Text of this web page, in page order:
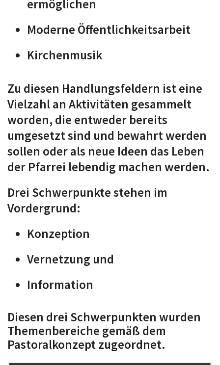
ermöglichen
Moderne Öffentlichkeitsarbeit
Kirchenmusik
Zu diesen Handlungsfeldern ist eine
Vielzahl an Aktivitäten gesammelt
worden, die entweder bereits
umgesetzt sind und bewahrt werden
sollen oder als neue Ideen das Leben
der Pfarrei lebendig machen werden.
Drei Schwerpunkte stehen im
Vordergrund:
Konzeption
Vernetzung und
Information
Diesen drei Schwerpunkten wurden
Themenbereiche gemäß dem
Pastoralkonzept zugeordnet.